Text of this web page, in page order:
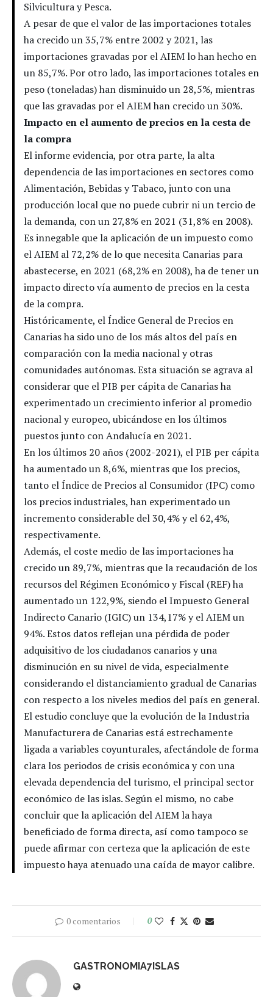
Silvicultura y Pesca.
A pesar de que el valor de las importaciones totales
ha crecido un 35,7% entre 2002 y 2021, las
importaciones gravadas por el AIEM lo han hecho en
un 85,7%. Por otro lado, las importaciones totales en
peso (toneladas) han disminuido un 28,5%, mientras
que las gravadas por el AIEM han crecido un 30%.
Impacto en el aumento de precios en la cesta de
la compra
El informe evidencia, por otra parte, la alta
dependencia de las importaciones en sectores como
Alimentación, Bebidas y Tabaco, junto con una
producción local que no puede cubrir ni un tercio de
la demanda, con un 27,8% en 2021 (31,8% en 2008).
Es innegable que la aplicación de un impuesto como
el AIEM al 72,2% de lo que necesita Canarias para
abastecerse, en 2021 (68,2% en 2008), ha de tener un
impacto directo vía aumento de precios en la cesta
de la compra.
Históricamente, el Índice General de Precios en
Canarias ha sido uno de los más altos del país en
comparación con la media nacional y otras
comunidades autónomas. Esta situación se agrava al
considerar que el PIB per cápita de Canarias ha
experimentado un crecimiento inferior al promedio
nacional y europeo, ubicándose en los últimos
puestos junto con Andalucía en 2021.
En los últimos 20 años (2002-2021), el PIB per cápita
ha aumentado un 8,6%, mientras que los precios,
tanto el Índice de Precios al Consumidor (IPC) como
los precios industriales, han experimentado un
incremento considerable del 30,4% y el 62,4%,
respectivamente.
Además, el coste medio de las importaciones ha
crecido un 89,7%, mientras que la recaudación de los
recursos del Régimen Económico y Fiscal (REF) ha
aumentado un 122,9%, siendo el Impuesto General
Indirecto Canario (IGIC) un 134,17% y el AIEM un
94%. Estos datos reflejan una pérdida de poder
adquisitivo de los ciudadanos canarios y una
disminución en su nivel de vida, especialmente
considerando el distanciamiento gradual de Canarias
con respecto a los niveles medios del país en general.
El estudio concluye que la evolución de la Industria
Manufacturera de Canarias está estrechamente
ligada a variables coyunturales, afectándole de forma
clara los periodos de crisis económica y con una
elevada dependencia del turismo, el principal sector
económico de las islas. Según el mismo, no cabe
concluir que la aplicación del AIEM la haya
beneficiado de forma directa, así como tampoco se
puede afirmar con certeza que la aplicación de este
impuesto haya atenuado una caída de mayor calibre.
0 comentarios 0
GASTRONOMIA7ISLAS